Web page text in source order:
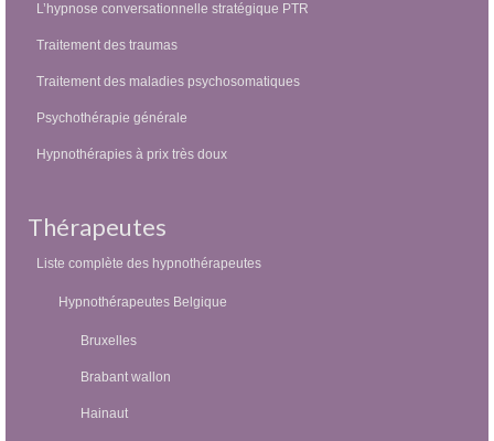
L’hypnose conversationnelle stratégique PTR
Traitement des traumas
Traitement des maladies psychosomatiques
Psychothérapie générale
Hypnothérapies à prix très doux
Thérapeutes
Liste complète des hypnothérapeutes
Hypnothérapeutes Belgique
Bruxelles
Brabant wallon
Hainaut